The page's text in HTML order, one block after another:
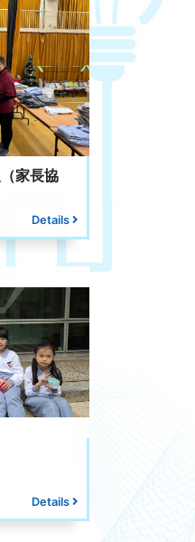
家長協
Details
Details